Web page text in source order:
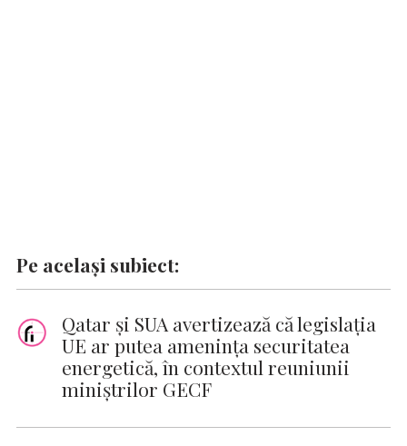
Pe același subiect:
Qatar și SUA avertizează că legislația
UE ar putea amenința securitatea
energetică, în contextul reuniunii
miniștrilor GECF